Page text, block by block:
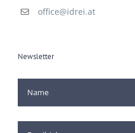
office@idrei.at
Newsletter